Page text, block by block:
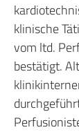
klinische
vom ltd.
bestätigt.